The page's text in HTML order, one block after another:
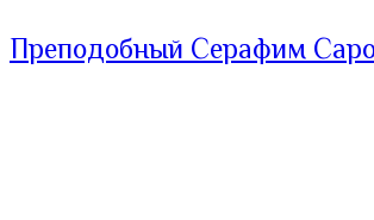
Преподобный Серафим